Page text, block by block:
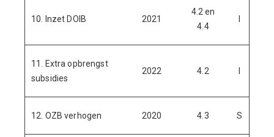
10. Inzet DOIB 2021
4.2 en
4.4
11. Extra opbrengst
subsidies
2022 4.2
12. OZB verhogen 2020 4.3 S